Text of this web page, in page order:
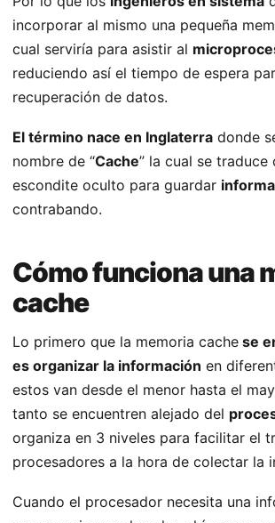
incorporar al mismo una pequeña
cual serviría para asistir al
reduciendo así el tiempo de espera
recuperación de datos.
El término nace en Inglaterra donde
nombre de “Cache” la cual se
escondite oculto para guardar
contrabando.
Cómo funciona una
cache
Lo primero que la memoria cache se
es organizar la información en
estos van desde el menor hasta el
tanto se encuentren alejado del
organiza en 3 niveles para facilitar el
procesadores a la hora de colectar la
Cuando el procesador necesita una